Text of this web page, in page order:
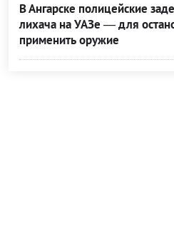
В Ангарске полицейские
лихача на УАЗе — для
применить оружие